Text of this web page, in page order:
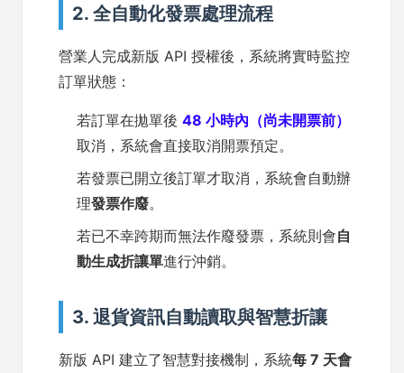
2. 全自動化發票處理流程
營業人完成新版 API 授權後，系統將實時監控
訂單狀態：
若訂單在拋單後 48 小時內（尚未開票前）
取消，系統會直接取消開票預定。
若發票已開立後訂單才取消，系統會自動辦
理發票作廢。
若已不幸跨期而無法作廢發票，系統則會自
動生成折讓單進行沖銷。
3. 退貨資訊自動讀取與智慧折讓
新版 API 建立了智慧對接機制，系統每 7 天會